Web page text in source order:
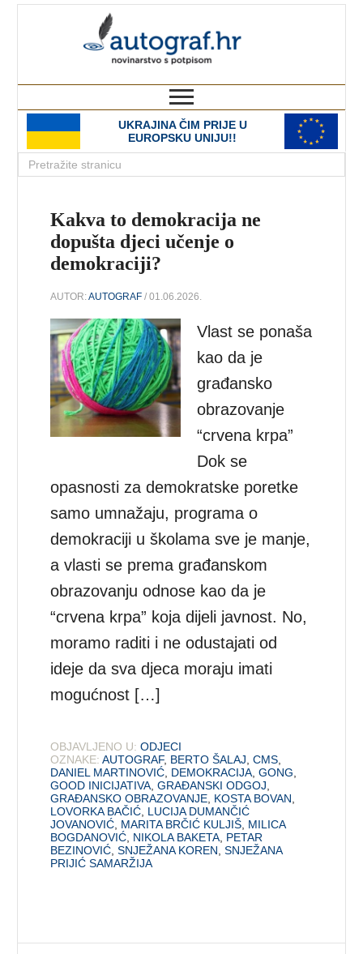
UKRAJINA ČIM PRIJE U
EUROPSKU UNIJU!!
Kakva to demokracija ne
dopušta djeci učenje o
demokraciji?
AUTOR:AUTOGRAF / 01.06.2026.
Vlast se ponaša
kao da je
građansko
obrazovanje
“crvena krpa”
Dok se
opasnosti za demokratske poretke
samo umnažaju, programa o
demokraciji u školama sve je manje,
a vlasti se prema građanskom
obrazovanju odnose kao da je
“crvena krpa” koja dijeli javnost. No,
moramo raditi i ne odustajati od
ideje da sva djeca moraju imati
mogućnost […]
OBJAVLJENO U: ODJECI
OZNAKE: AUTOGRAF, BERTO ŠALAJ ,CMS
DANIEL MARTINOVIĆ DEMOKRACIJA ,GONG
GOOD INICIJATIVA ,GRAĐANSKI ODGOJ
GRAĐANSKO OBRAZOVANJE KOSTA BOVAN
LOVORKA BAČIĆ LUCIJA DUMANČIĆ
JOVANOVIĆ MARITA BRČIĆ KULJIŠ MILICA
BOGDANOVIĆ NIKOLA BAKETA PETAR
BEZINOVIĆ ,SNJEŽANA KOREN ,SNJEŽANA
PRIJIĆ SAMARŽIJA